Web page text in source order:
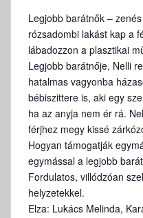
Legjobb barátnők –
rózsadombi lakást kap a
lábadozzon a plasztikai
Legjobb barátnője, Nelli
hatalmas vagyonba
bébiszittere is, aki egy
ha az anyja nem ér rá.
férjhez megy kissé
Hogyan támogatják
egymással a legjobb
Fordulatos, villódzóan
helyzetekkel.
Elza: Lukács Melinda,